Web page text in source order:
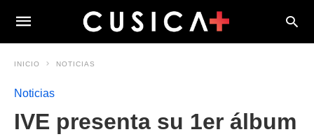
INICIO NOTICIAS
Noticias
IVE presenta su 1er álbum